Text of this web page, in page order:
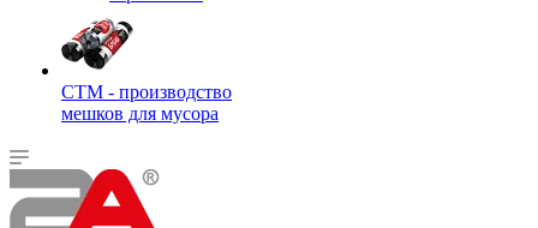
СТМ - производство
мешков для мусора